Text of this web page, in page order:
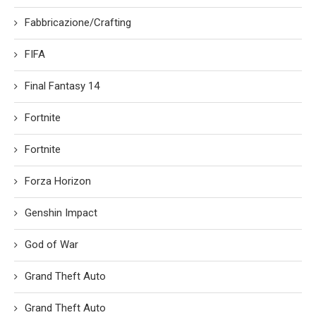
Fabbricazione/Crafting
FIFA
Final Fantasy 14
Fortnite
Fortnite
Forza Horizon
Genshin Impact
God of War
Grand Theft Auto
Grand Theft Auto